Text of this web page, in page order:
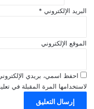
البريد الإلكتروني *
الموقع الإلكتروني
احفظ اسمي، بريدي
لاستخدامها المرة المقبلة في